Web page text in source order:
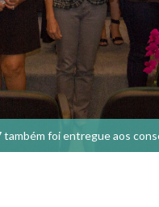
também foi entregue aos